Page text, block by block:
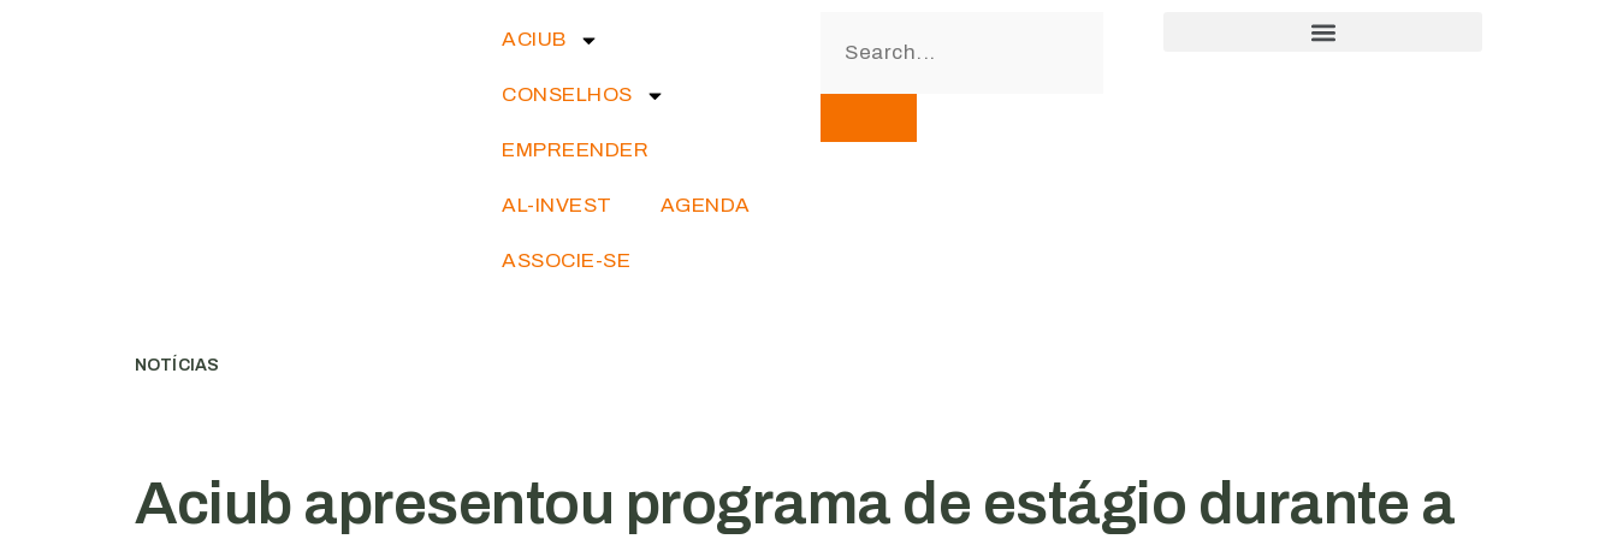
ACIUB
CONSELHOS
EMPREENDER
AL-INVEST AGENDA
ASSOCIE-SE
NOTÍCIAS
Aciub apresentou programa de estágio durante a